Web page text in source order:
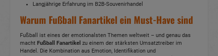
Langjährige Erfahrung im B2B-Souvenirhandel
Warum Fußball Fanartikel ein Must-Have sind
Fußball ist eines der emotionalsten Themen weltweit – und genau das
macht Fußball Fanartikel zu einem der stärksten Umsatztreiber im
Handel. Die Kombination aus Emotion, Identifikation und